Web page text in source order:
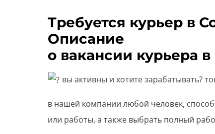
Требуется курьер в
Описание
о вакансии курьера в
вы активны и хотите зарабатывать?
в нашей компании любой человек,
или работы, а также выбрать полный